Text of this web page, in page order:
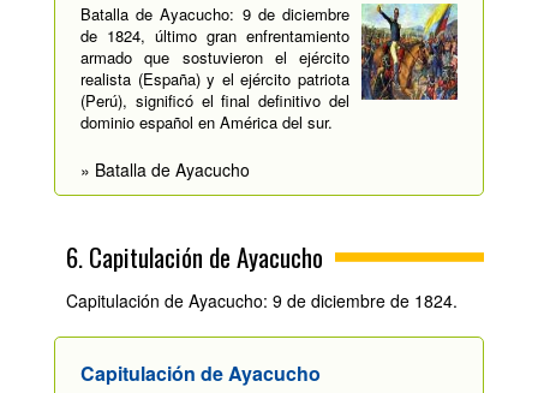
Batalla de Ayacucho: 9 de diciembre
de 1824, último gran enfrentamiento
armado que sostuvieron el ejército
realista (España) y el ejército patriota
(Perú), significó el final definitivo del
dominio español en América del sur.
» Batalla de Ayacucho
6. Capitulación de Ayacucho
Capitulación de Ayacucho: 9 de diciembre de 1824.
Capitulación de Ayacucho